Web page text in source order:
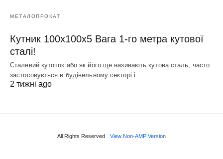
МЕТАЛОПРОКАТ
Кутник 100х100х5 Вага 1-го метра кутової
сталі!
Сталевий куточок або як його ще називають кутова сталь, часто
застосовується в будівельному секторі і…
2 тижні ago
All Rights Reserved View Non-AMP Version